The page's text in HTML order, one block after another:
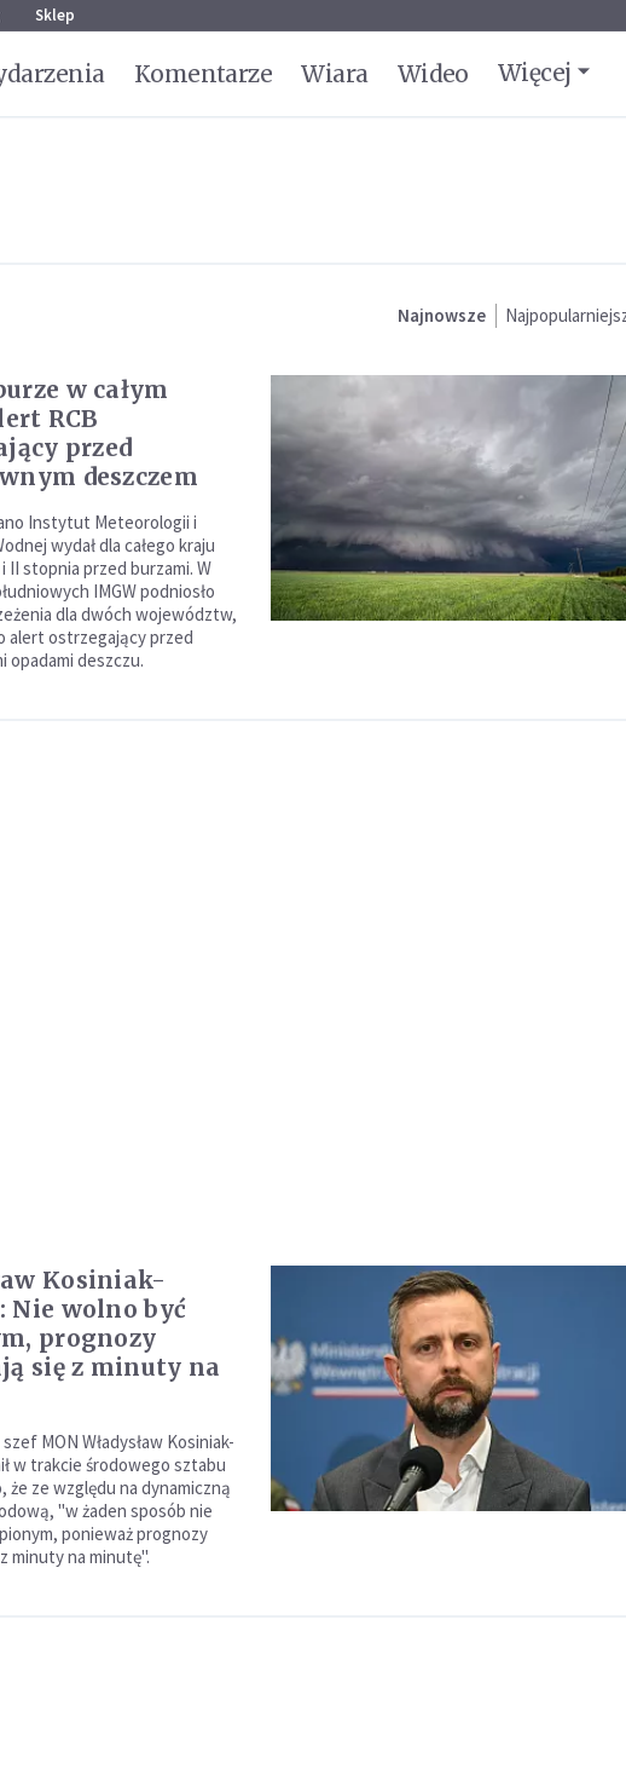
Sklep
Komentarze Wiara Wideo Więcej
Najnowsze
w całym
RCB
przed
deszczem
Instytut Meteorologii i
wydał dla całego kraju
II stopnia przed burzami. W
IMGW podniosło
dla dwóch województw,
alert ostrzegający przed
opadami deszczu.
Kosiniak-
Nie wolno być
prognozy
się z minuty na
MON Władysław Kosiniak-
w trakcie środowego sztabu
że ze względu na dynamiczną
"w żaden sposób nie
ponieważ prognozy
minuty na minutę".